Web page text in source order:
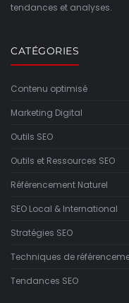
tendances et analyses.
CATÉGORIES
Contenu optimisé
Marketing Digital
Outils SEO
Outils et Ressources SEO
Référencement Naturel
SEO Local & International
Stratégies SEO
Techniques de
Tendances SEO